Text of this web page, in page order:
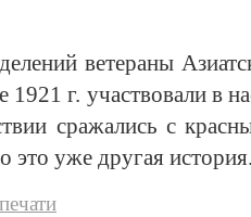
ветераны
1921 г. участвовали в
сражались с
это уже другая